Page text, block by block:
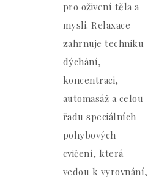
pro oživení těla a
mysli. Relaxace
zahrnuje techniku
dýchání,
koncentraci,
automasáž a celou
řadu speciálních
pohybových
cvičení, která
vedou k vyrovnání,